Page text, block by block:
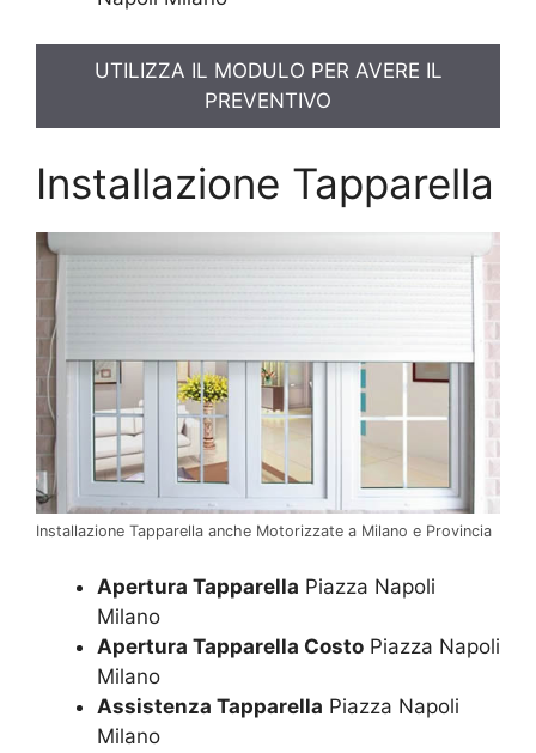
UTILIZZA IL MODULO PER AVERE IL
PREVENTIVO
Installazione Tapparella
Installazione Tapparella anche Motorizzate a Milano e Provincia
Apertura Tapparella Piazza Napoli
Milano
Apertura Tapparella Costo Piazza Napoli
Milano
Assistenza Tapparella Piazza Napoli
Milano